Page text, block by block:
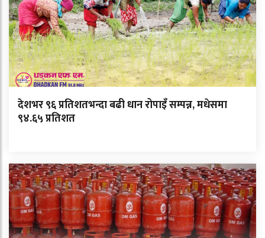
देशभर ९६ प्रतिशतभन्दा बढी धान रोपाइँ सम्पन्न, मधेसमा
९४.६५ प्रतिशत